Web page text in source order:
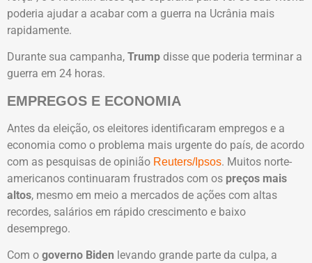
poderia ajudar a acabar com a guerra na Ucrânia mais
rapidamente.
Durante sua campanha, Trump disse que poderia terminar a
guerra em 24 horas.
EMPREGOS E ECONOMIA
Antes da eleição, os eleitores identificaram empregos e a
economia como o problema mais urgente do país, de acordo
com as pesquisas de opinião Reuters/Ipsos. Muitos norte-
americanos continuaram frustrados com os preços mais
altos, mesmo em meio a mercados de ações com altas
recordes, salários em rápido crescimento e baixo
desemprego.
Com o governo Biden levando grande parte da culpa, a